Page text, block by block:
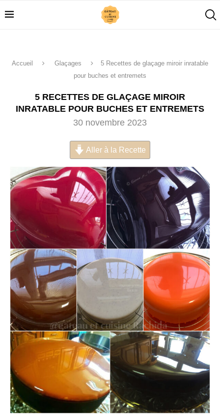
Accueil Glaçages
5 Recettes de glaçage miroir inratable
pour buches et entremets
5 RECETTES DE GLAÇAGE MIROIR
INRATABLE POUR BUCHES ET ENTREMETS
30 novembre 2023
Aller à la Recette